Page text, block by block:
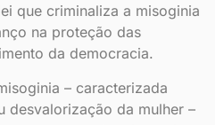
que criminaliza a misoginia
na proteção das
da democracia.
– caracterizada
desvalorização da mulher –